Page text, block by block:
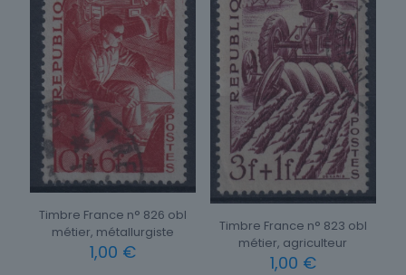
Timbre France n° 826 obl
métier, métallurgiste
1,00 €
Timbre France n° 823 obl
métier, agriculteur
1,00 €